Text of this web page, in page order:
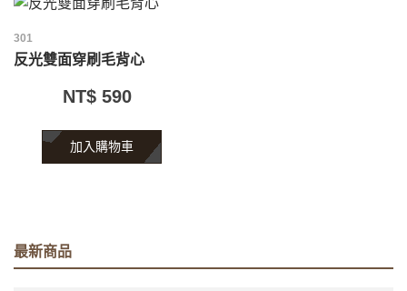
最新商品
301
反光雙面穿刷毛背心
NT$ 590
加入購物車